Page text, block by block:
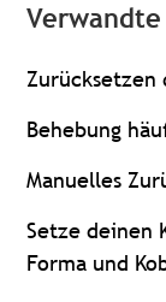
Zurücksetzen
Behebung
Manuelles
Setze deinen
Forma und